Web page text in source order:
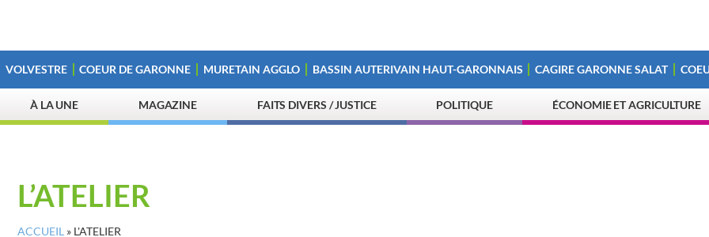
VOLVESTRE COEUR DE GARONNE MURETAIN AGGLO BASSIN AUTERIVAIN HAUT-GARONNAIS CAGIRE GARONNE SALAT
À LA UNE MAGAZINE FAITS DIVERS / JUSTICE POLITIQUE ÉCONOMIE ET AGRICULTURE
L’ATELIER
ACCUEIL » L'ATELIER